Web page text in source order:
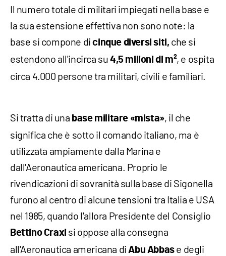
Il numero totale di militari impiegati nella base e
la sua estensione effettiva non sono note: la
base si compone dicinque diversi siti, che si
estendono all'incirca su4,5 milioni di m², e ospita
circa 4.000 persone tra militari, civili e familiari.
Si tratta di una base militare «mista», il che
significa che è sotto il comando italiano, ma è
utilizzata ampiamente dalla Marina e
dall'Aeronautica americana. Proprio le
rivendicazioni di sovranità sulla base di Sigonella
furono al centro di alcune tensioni tra Italia e USA
nel 1985, quando l'allora Presidente del Consiglio
Bettino Craxi si oppose alla consegna
all'Aeronautica americana di Abu Abbase degli